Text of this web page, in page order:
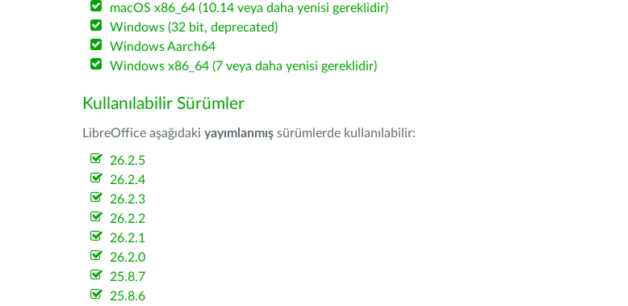
macOS x86_64 (10.14 veya daha yenisi gereklidir)
Windows (32 bit, deprecated)
Windows Aarch64
Windows x86_64 (7 veya daha yenisi gereklidir)
Kullanılabilir Sürümler
LibreOffice aşağıdaki yayımlanmış sürümlerde kullanılabilir:
26.2.5
26.2.4
26.2.3
26.2.2
26.2.1
26.2.0
25.8.7
25.8.6